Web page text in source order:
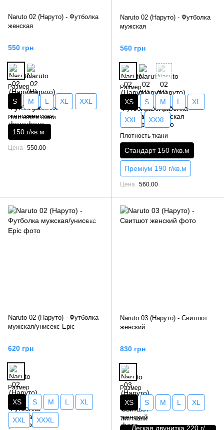
Naruto 02 (Наруто) - Футболка
женская
550 грн
Размер
S M L XL XXL
Плотность ткани
150 г/кв.м.
Цена 550.00
Naruto 02 (Наруто) - Футболка
мужская
560 грн
Размер
XS S M L XL
XXL XXXL
Плотность ткани
Стандарт 150 г/кв.м
Преміум 190 г/кв.м
Цена 560.00
Naruto 02 (Наруто) - Футболка
мужская/унисекс Epic
620 грн
Размер
XS S M L XL
XXL XXXL
Naruto 03 (Наруто) - Свитшот
женский
830 грн
Размер
XS S M L XL
Тип ткани
Легкая двунитка 220 г/